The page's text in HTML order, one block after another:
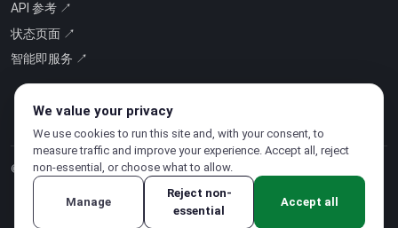
API 参考 ↗
状态页面 ↗
智能即服务 ↗
© 2026 CloudSigma Holding AG.版权所有.
隐私政策·服务条款
We value your privacy
We use cookies to run this site and, with your consent, to
measure traffic and improve your experience. Accept all, reject
non-essential, or choose what to allow.
Manage
Reject non-
essential
Accept all